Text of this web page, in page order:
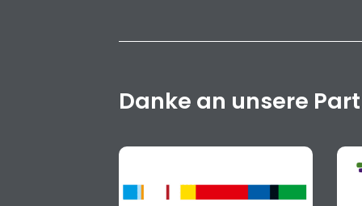
Danke an unsere